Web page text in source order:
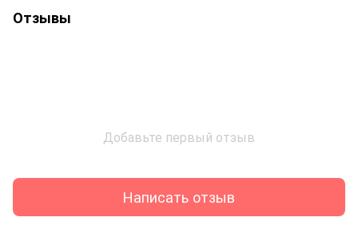
Отзывы
Добавьте первый отзыв
Написать отзыв